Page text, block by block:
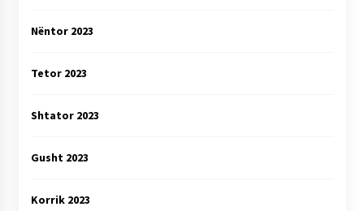
Nëntor 2023
Tetor 2023
Shtator 2023
Gusht 2023
Korrik 2023